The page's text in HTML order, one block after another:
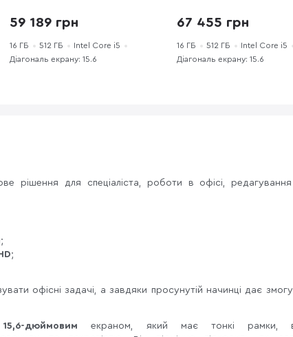
SSD 512 ГБ / GeForce RTX 3050
59 189 грн
16 ГБ 512 ГБ
Intel Core i5
Діагональ екрану: 15.6
SSD 512 ГБ / GeForce
67 455 грн
16 ГБ 512 ГБ
Intel Core i5
Діагональ екрану: 15.6
рішення для спеціаліста, роботи в офісі, редагування
;
офісні задачі, а завдяки просунутій начинці дає змогу
15,6-дюймовимекраном, який має тонкі рамки,